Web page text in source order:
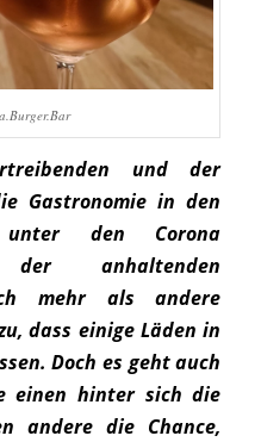
und der
Gastronomie in den
unter den Corona
anhaltenden
mehr als andere
dass einige Läden in
Doch es geht auch
einen hinter sich die
andere die Chance,